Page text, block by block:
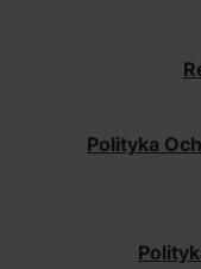
Polityka